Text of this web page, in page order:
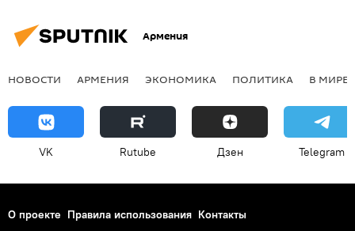
Армения
НОВОСТИ АРМЕНИЯ ЭКОНОМИКА ПОЛИТИКА В МИРЕ
VK Rutube Дзен Telegram
О проекте Правила использования Контакты